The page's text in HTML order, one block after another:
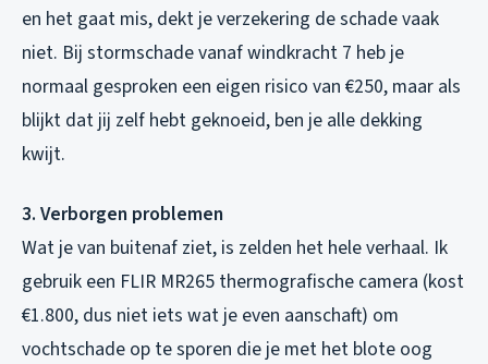
en het gaat mis, dekt je verzekering de schade vaak
niet. Bij stormschade vanaf windkracht 7 heb je
normaal gesproken een eigen risico van €250, maar als
blijkt dat jij zelf hebt geknoeid, ben je alle dekking
kwijt.
3. Verborgen problemen
Wat je van buitenaf ziet, is zelden het hele verhaal. Ik
gebruik een FLIR MR265 thermografische camera (kost
€1.800, dus niet iets wat je even aanschaft) om
vochtschade op te sporen die je met het blote oog